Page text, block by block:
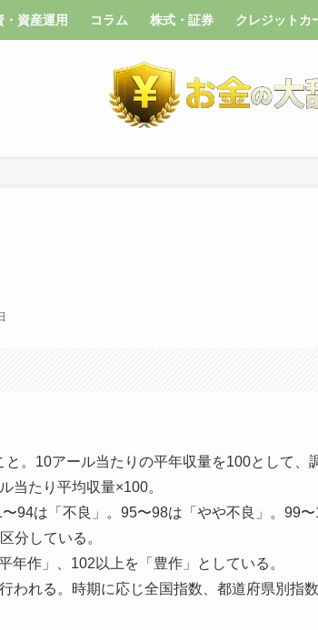
・資産運用 コラム 株式・証券 クレジットカ
。10アール当たりの平年収量を100として、
当たり平均収量×100。
94は「不良」。95〜98は「やや不良」。99〜
分している。
年作」、102以上を「豊作」としている。
われる。時期に応じ全国指数、都道府県別指